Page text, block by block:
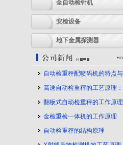
全自动检针机
安检设备
地下金属探测器
翻板式自动检重秤的工作原理
金检重检一体机的工作原理
自动检重秤的结构原理